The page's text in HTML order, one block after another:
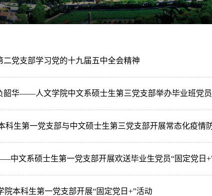
党支部学习党的十九届五中全会精神
韶华——人文学院中文系硕士生第三党支部举办毕业班党
生第一党支部与中文硕士生第三党支部开展常态化疫情
中文系硕士生第一党支部开展欢送毕业生党员“固定党日
本科生第一党支部开展“固定党日+”活动